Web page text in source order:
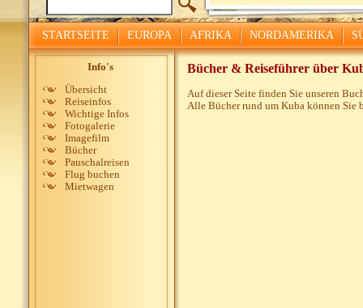
STARTSEITE EUROPA AFRIKA NORDAMERIKA
Info's
Übersicht
Reiseinfos
Wichtige Infos
Fotogalerie
Imagefilm
Bücher
Pauschalreisen
Flug buchen
Mietwagen
Bücher & Reiseführer über
Auf dieser Seite finden Sie unseren
Alle Bücher rund um Kuba können Sie